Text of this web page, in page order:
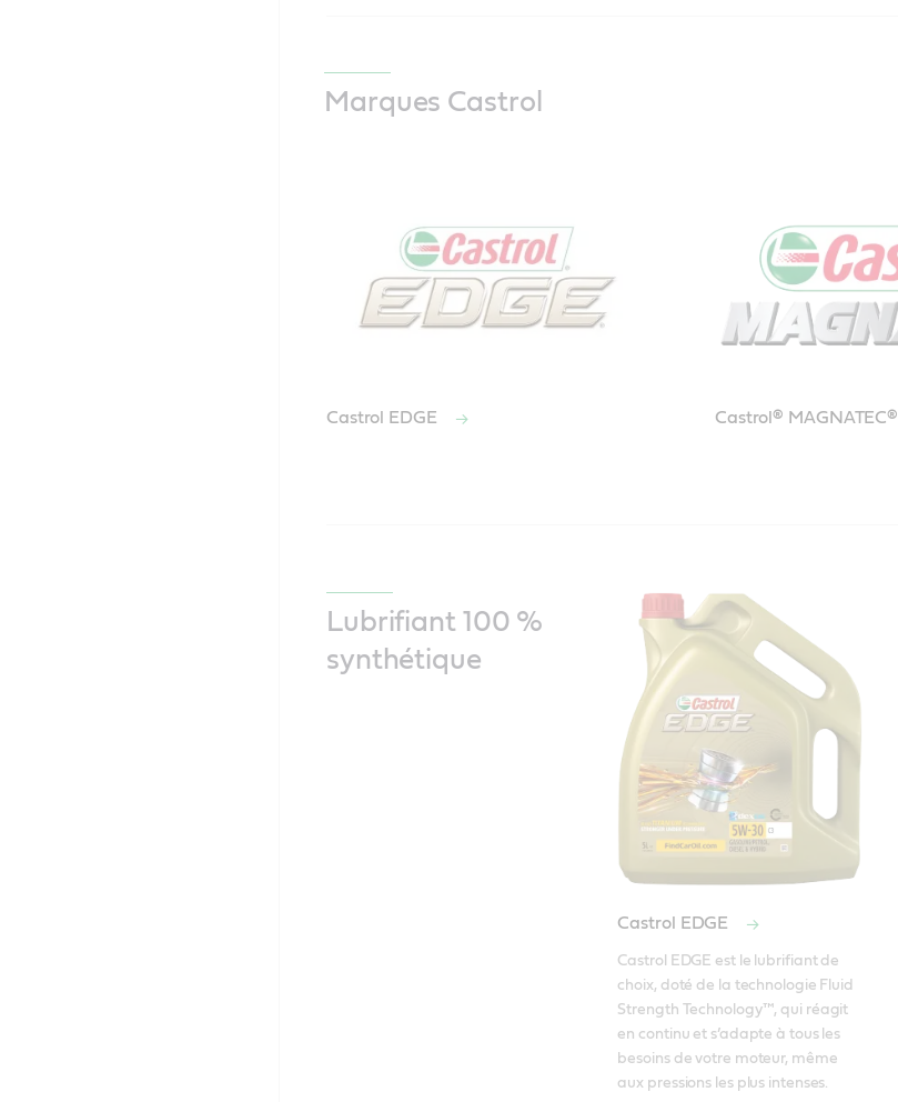
Marques Castrol
Castrol EDGE Castrol® MAGNATEC®
Lubrifiant 100 %
synthétique
Castrol EDGE
Castrol EDGE est le lubrifiant de
choix, doté de la technologie Fluid
Strength Technology™, qui réagit
en continu et s’adapte à tous les
besoins de votre moteur, même
aux pressions les plus intenses.